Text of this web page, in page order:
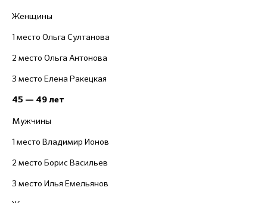
Женщины
1 место Ольга Султанова
2 место Ольга Антонова
3 место Елена Ракецкая
45 — 49 лет
Мужчины
1 место Владимир Ионов
2 место Борис Васильев
3 место Илья Емельянов